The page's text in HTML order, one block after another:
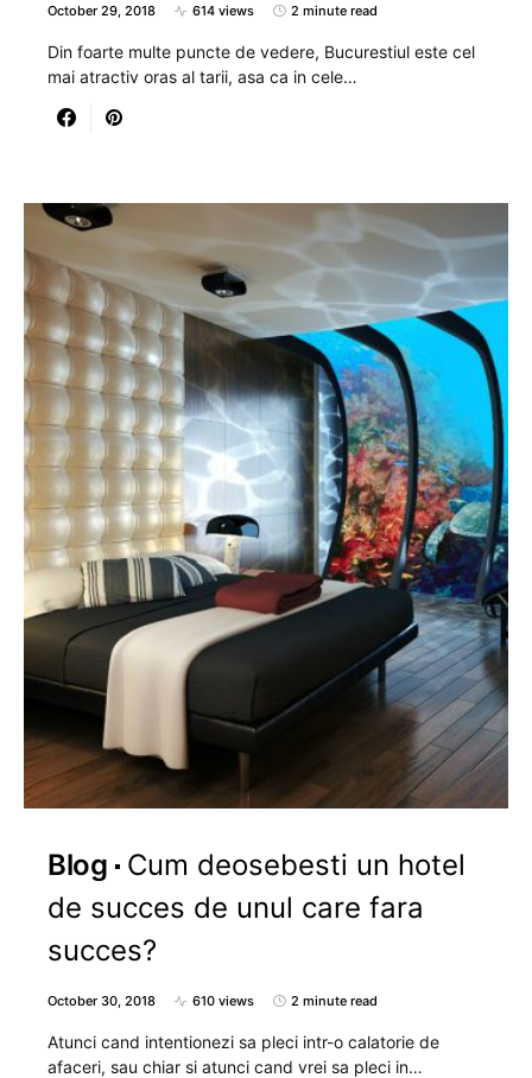
October 29, 2018 614 views 2 minute read
Din foarte multe puncte de vedere, Bucurestiul este cel
mai atractiv oras al tarii, asa ca in cele…
Blog
Cum deosebesti un hotel
de succes de unul care fara
succes?
October 30, 2018 610 views 2 minute read
Atunci cand intentionezi sa pleci intr-o calatorie de
afaceri, sau chiar si atunci cand vrei sa pleci in…